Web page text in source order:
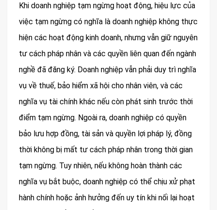
Khi doanh nghiệp tạm ngừng hoạt động, hiệu lực của
việc tạm ngừng có nghĩa là doanh nghiệp không thực
hiện các hoạt động kinh doanh, nhưng vẫn giữ nguyên
tư cách pháp nhân và các quyền liên quan đến ngành
nghề đã đăng ký. Doanh nghiệp vẫn phải duy trì nghĩa
vụ về thuế, bảo hiểm xã hội cho nhân viên, và các
nghĩa vụ tài chính khác nếu còn phát sinh trước thời
điểm tạm ngừng. Ngoài ra, doanh nghiệp có quyền
bảo lưu hợp đồng, tài sản và quyền lợi pháp lý, đồng
thời không bị mất tư cách pháp nhân trong thời gian
tạm ngừng. Tuy nhiên, nếu không hoàn thành các
nghĩa vụ bắt buộc, doanh nghiệp có thể chịu xử phạt
hành chính hoặc ảnh hưởng đến uy tín khi nối lại hoạt